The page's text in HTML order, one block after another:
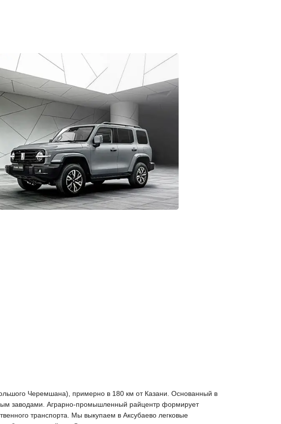
Черемшана), примерно в 180 км от Казани. Основанный в
заводами. Аграрно-промышленный райцентр формирует
транспорта. Мы выкупаем в Аксубаево легковые